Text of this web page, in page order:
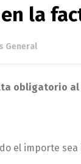
la
General
obligatorio
el importe sea